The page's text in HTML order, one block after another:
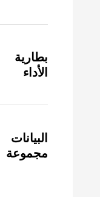
الأداء
مجموعة